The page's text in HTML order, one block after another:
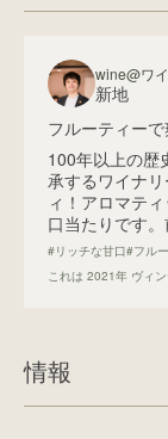
wine@ワ
新地
フルーティー
100年以上の歴
承するワイナ
ィ！アロマテ
口当たりです
#リッチな甘口#フル
これは 2021年 ヴィ
情報